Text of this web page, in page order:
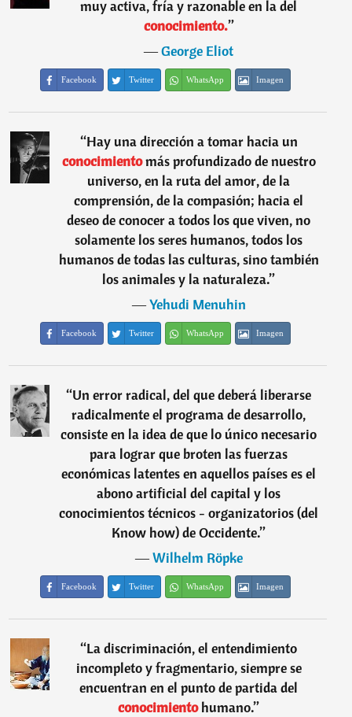
muy activa, fría y razonable en la del
conocimiento.”
―George Eliot
Facebook Twitter WhatsApp Imagen
“Hay una dirección a tomar hacia un
conocimientomás profundizado de nuestro
universo, en la ruta del amor, de la
comprensión, de la compasión; hacia el
deseo de conocer a todos los que viven, no
solamente los seres humanos, todos los
humanos de todas las culturas, sino también
los animales y la naturaleza.”
―Yehudi Menuhin
Facebook Twitter WhatsApp Imagen
“Un error radical, del que deberá liberarse
radicalmente el programa de desarrollo,
consiste en la idea de que lo único necesario
para lograr que broten las fuerzas
económicas latentes en aquellos países es el
abono artificial del capital y los
conocimientos técnicos - organizatorios (del
Know how) de Occidente.”
―Wilhelm Röpke
Facebook Twitter WhatsApp Imagen
“La discriminación, el entendimiento
incompleto y fragmentario, siempre se
encuentran en el punto de partida del
conocimientohumano.”